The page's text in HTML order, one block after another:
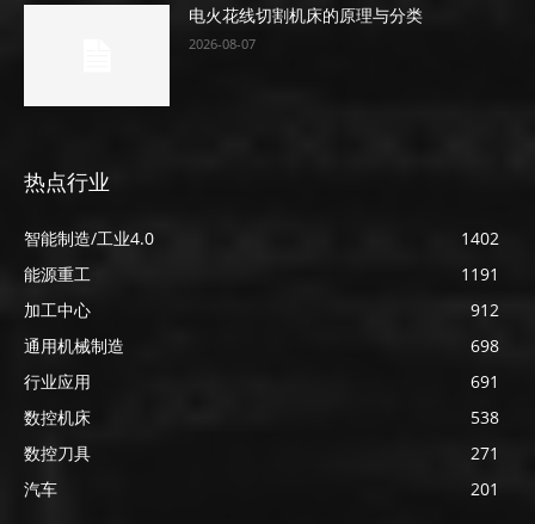
电火花线切割机床的原理与分类
2026-08-07
热点行业
智能制造/工业4.0
1402
能源重工
1191
加工中心
912
通用机械制造
698
行业应用
691
数控机床
538
数控刀具
271
汽车
201